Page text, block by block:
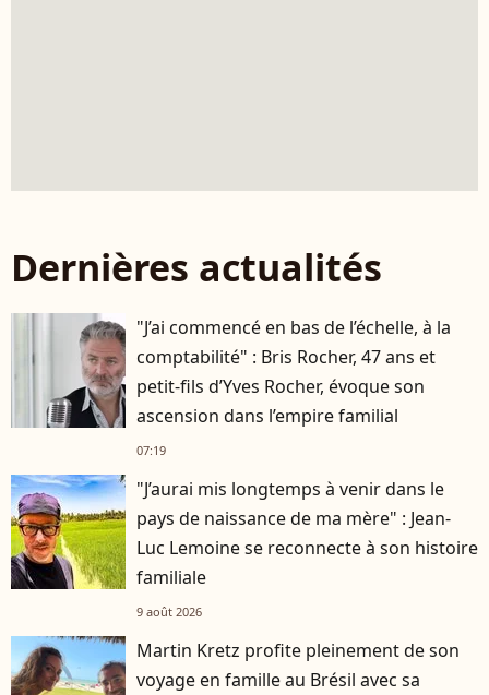
Dernières actualités
"J’ai commencé en bas de l’échelle, à la
comptabilité" : Bris Rocher, 47 ans et
petit-fils d’Yves Rocher, évoque son
ascension dans l’empire familial
07:19
"J’aurai mis longtemps à venir dans le
pays de naissance de ma mère" : Jean-
Luc Lemoine se reconnecte à son histoire
familiale
9 août 2026
Martin Kretz profite pleinement de son
voyage en famille au Brésil avec sa